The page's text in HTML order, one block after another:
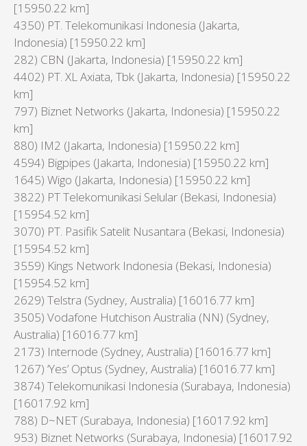
[15950.22 km]
4350) PT. Telekomunikasi Indonesia (Jakarta,
Indonesia) [15950.22 km]
282) CBN (Jakarta, Indonesia) [15950.22 km]
4402) PT. XL Axiata, Tbk (Jakarta, Indonesia) [15950.22
km]
797) Biznet Networks (Jakarta, Indonesia) [15950.22
km]
880) IM2 (Jakarta, Indonesia) [15950.22 km]
4594) Bigpipes (Jakarta, Indonesia) [15950.22 km]
1645) Wigo (Jakarta, Indonesia) [15950.22 km]
3822) PT Telekomunikasi Selular (Bekasi, Indonesia)
[15954.52 km]
3070) PT. Pasifik Satelit Nusantara (Bekasi, Indonesia)
[15954.52 km]
3559) Kings Network Indonesia (Bekasi, Indonesia)
[15954.52 km]
2629) Telstra (Sydney, Australia) [16016.77 km]
3505) Vodafone Hutchison Australia (NN) (Sydney,
Australia) [16016.77 km]
2173) Internode (Sydney, Australia) [16016.77 km]
1267) ‘Yes’ Optus (Sydney, Australia) [16016.77 km]
3874) Telekomunikasi Indonesia (Surabaya, Indonesia)
[16017.92 km]
788) D~NET (Surabaya, Indonesia) [16017.92 km]
953) Biznet Networks (Surabaya, Indonesia) [16017.92